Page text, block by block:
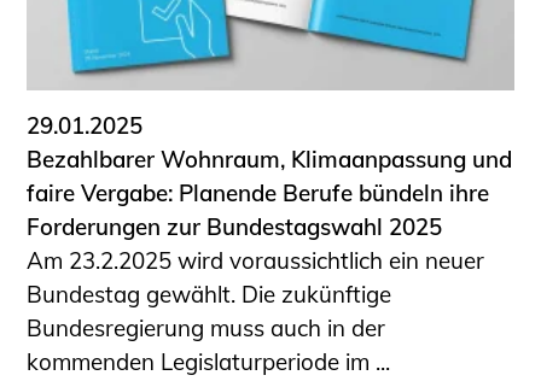
29.01.2025
Bezahlbarer Wohnraum, Klimaanpassung und
faire Vergabe: Planende Berufe bündeln ihre
Forderungen zur Bundestagswahl 2025
Am 23.2.2025 wird voraussichtlich ein neuer
Bundestag gewählt. Die zukünftige
Bundesregierung muss auch in der
kommenden Legislaturperiode im ...